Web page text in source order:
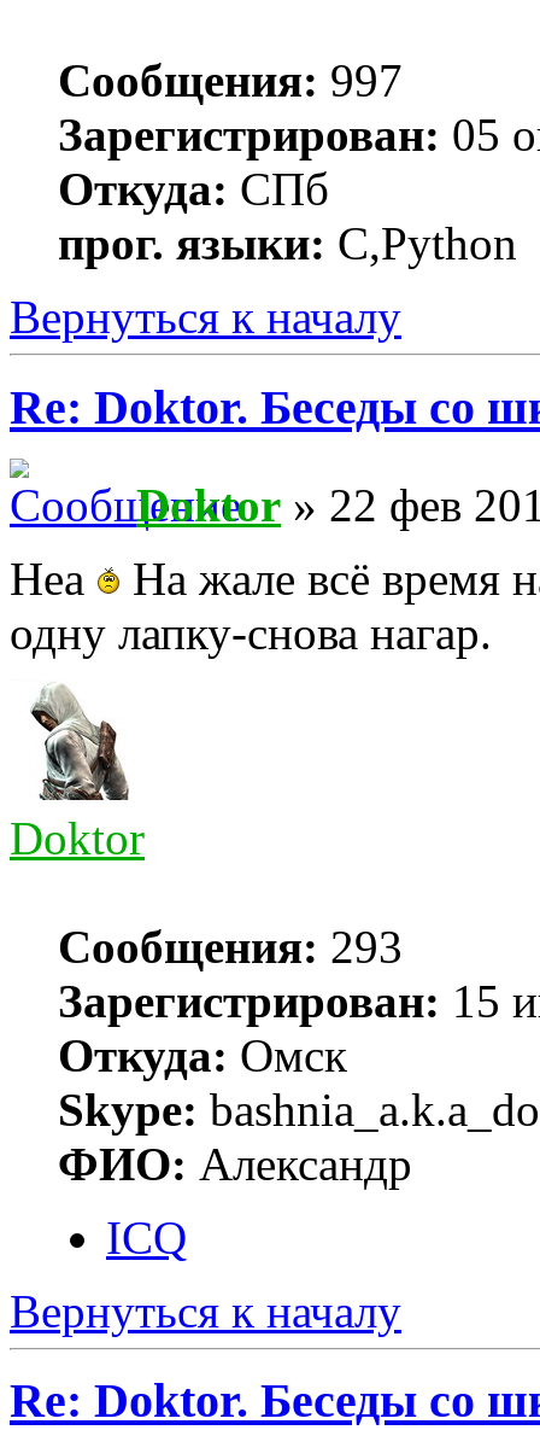
Сообщения: 997
Зарегистрирован: 05
Откуда: СПб
прог. языки: C,Python
Вернуться к началу
Re: Doktor. Беседы со
Doktor » 22 фев
Неа
На жале всё время
одну лапку-снова нагар.
Doktor
Сообщения: 293
Зарегистрирован: 15
Откуда: Омск
Skype:
ФИО: Александр
ICQ
Вернуться к началу
Re: Doktor. Беседы со